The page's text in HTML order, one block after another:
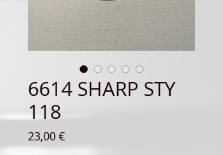
6614 SHARP STY
118
23,00 €Prix